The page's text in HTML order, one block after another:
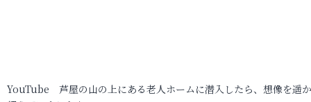
YouTube 芦屋の山の上にある老人ホームに潜入したら、想像を遥